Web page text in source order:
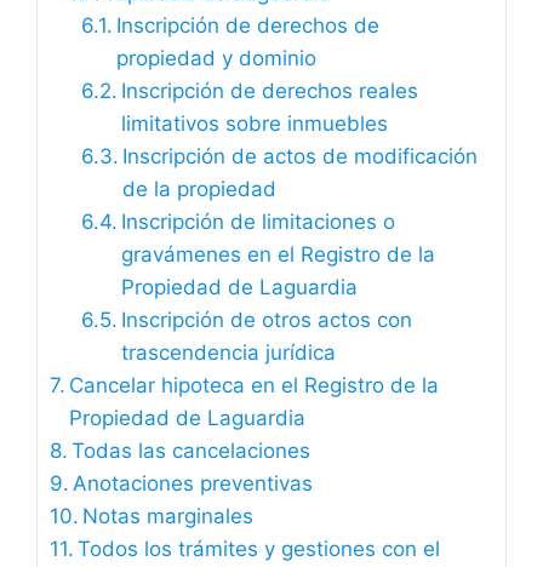
Inscripción de derechos de
propiedad y dominio
Inscripción de derechos reales
limitativos sobre inmuebles
Inscripción de actos de modificación
de la propiedad
Inscripción de limitaciones o
gravámenes en el Registro de la
Propiedad de Laguardia
Inscripción de otros actos con
trascendencia jurídica
Cancelar hipoteca en el Registro de la
Propiedad de Laguardia
Todas las cancelaciones
Anotaciones preventivas
Notas marginales
Todos los trámites y gestiones con el